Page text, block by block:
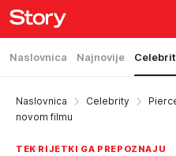
Naslovnica Najnovije
Naslovnica Celebrity
novom filmu
TEK RIJETKI GA PREPOZNAJU